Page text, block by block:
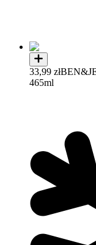
33,99 zł
465ml